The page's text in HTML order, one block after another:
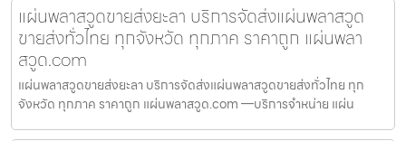
แผ่นพลาสวูดขายส่งยะลา บริการจัดส่งแผ่นพลาสวูด
ขายส่งทั่วไทย ทุกจังหวัด ทุกภาค ราคาถูก แผ่นพลา
สวูด.com
แผ่นพลาสวูดขายส่งยะลา บริการจัดส่งแผ่นพลาสวูดขายส่งทั่วไทย ทุก
จังหวัด ทุกภาค ราคาถูก แผ่นพลาสวูด.com —บริการจำหน่าย แผ่น